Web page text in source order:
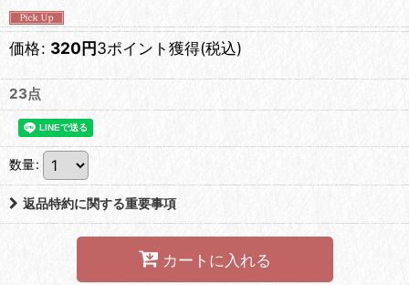
価格: 320円3ポイント獲得(税込)
23点
数量:
返品特約に関する重要事項
カートに入れる